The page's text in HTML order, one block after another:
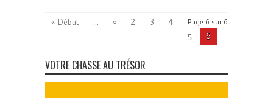
Page 6 sur 6
« Début ... « 2 3
4
5
6
VOTRE CHASSE AU TRÉSOR